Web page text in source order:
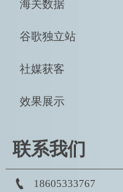
海关数据
谷歌独立站
社媒获客
效果展示
联系我们
 18605333767